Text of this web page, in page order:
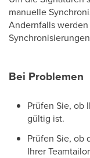
manuelle
Andernfalls
Bei Problemen
Prüfen Sie, ob
gültig ist.
Prüfen Sie, ob
Ihrer